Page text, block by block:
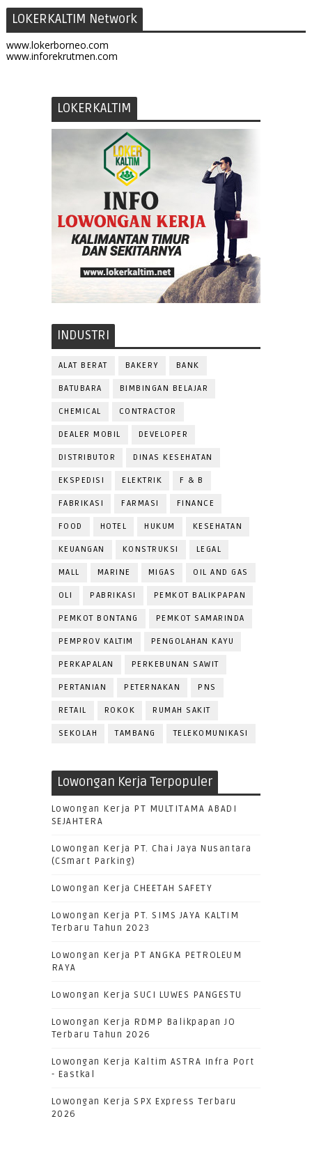
LOKERKALTIM Network
www.lokerborneo.com
www.inforekrutmen.com
LOKERKALTIM
INDUSTRI
ALAT BERAT BAKERY BANK
BATUBARA BIMBINGAN BELAJAR
CHEMICAL CONTRACTOR
DEALER MOBIL DEVELOPER
DISTRIBUTOR DINAS KESEHATAN
EKSPEDISI ELEKTRIK F & B
FABRIKASI FARMASI FINANCE
FOOD HOTEL HUKUM KESEHATAN
KEUANGAN KONSTRUKSI LEGAL
MALL MARINE MIGAS OIL AND GAS
OLI PABRIKASI PEMKOT BALIKPAPAN
PEMKOT BONTANG PEMKOT SAMARINDA
PEMPROV KALTIM PENGOLAHAN KAYU
PERKAPALAN PERKEBUNAN SAWIT
PERTANIAN PETERNAKAN PNS
RETAIL ROKOK RUMAH SAKIT
SEKOLAH TAMBANG TELEKOMUNIKASI
Lowongan Kerja Terpopuler
Lowongan Kerja PT MULTITAMA ABADI
SEJAHTERA
Lowongan Kerja PT. Chai Jaya Nusantara
(CSmart Parking)
Lowongan Kerja CHEETAH SAFETY
Lowongan Kerja PT. SIMS JAYA KALTIM
Terbaru Tahun 2023
Lowongan Kerja PT ANGKA PETROLEUM
RAYA
Lowongan Kerja SUCI LUWES PANGESTU
Lowongan Kerja RDMP Balikpapan JO
Terbaru Tahun 2026
Lowongan Kerja Kaltim ASTRA Infra Port
- Eastkal
Lowongan Kerja SPX Express Terbaru
2026